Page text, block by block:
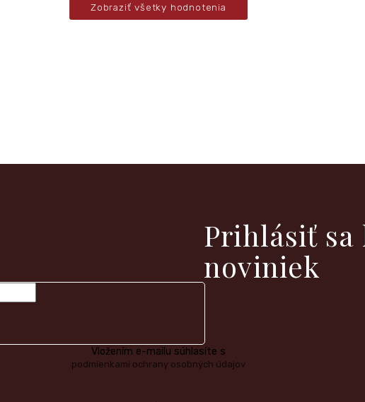
Zobraziť všetky hodnotenia
Prihlásiť sa
noviniek
Vložením e-mailu súhlasíte s
podmienkami ochrany osobných údajov